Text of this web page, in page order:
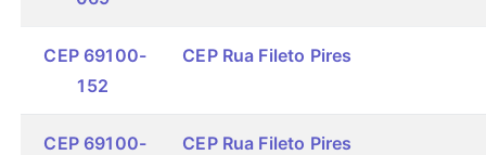
CEP 69100-
152
CEP Rua Fileto Pires
CEP 69100-
CEP Rua Fileto Pires